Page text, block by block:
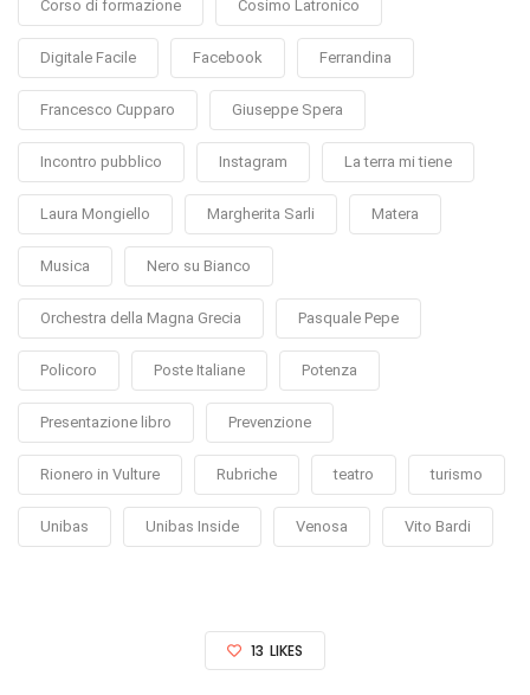
Corso di formazione Cosimo Latronico
Digitale Facile Facebook Ferrandina
Francesco Cupparo Giuseppe Spera
Incontro pubblico Instagram La terra mi tiene
Laura Mongiello Margherita Sarli Matera
Musica Nero su Bianco
Orchestra della Magna Grecia Pasquale Pepe
Policoro Poste Italiane Potenza
Presentazione libro Prevenzione
Rionero in Vulture Rubriche teatro turismo
Unibas Unibas Inside Venosa Vito Bardi
13 LIKES